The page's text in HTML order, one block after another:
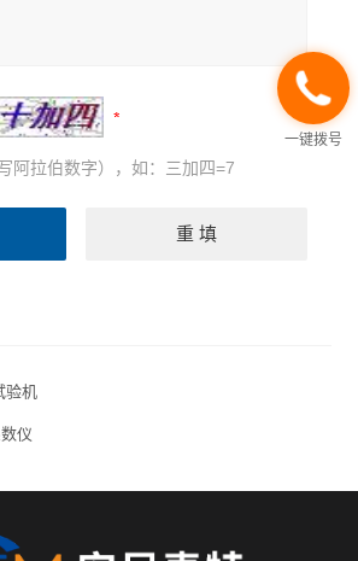
阿拉伯数字），如：三加四=7
验机
仪
一键拨号